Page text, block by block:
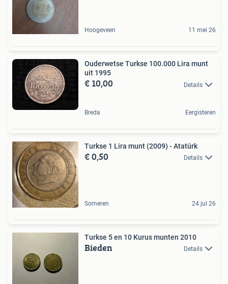
Hoogeveen 11 mei 26
Ouderwetse Turkse 100.000 Lira munt
uit 1995
€ 10,00 Details
Breda Eergisteren
Turkse 1 Lira munt (2009) - Atatürk
€ 0,50 Details
Someren 24 jul 26
Turkse 5 en 10 Kurus munten 2010
Bieden Details